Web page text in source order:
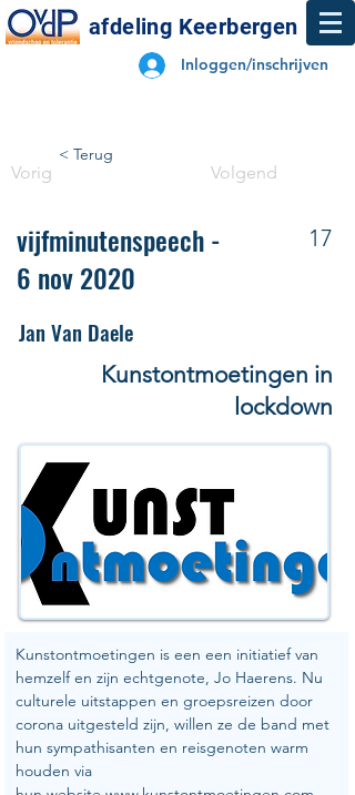
afdeling Keerbergen
Inloggen/inschrijven
< Terug
Vorig Volgend
vijfminutenspeech -
6 nov 2020
17
Jan Van Daele
Kunstontmoetingen in
lockdown
Kunstontmoetingen is een een initiatief van
hemzelf en zijn echtgenote, Jo Haerens. Nu
culturele uitstappen en groepsreizen door
corona uitgesteld zijn, willen ze de band met
hun sympathisanten en reisgenoten warm
houden via